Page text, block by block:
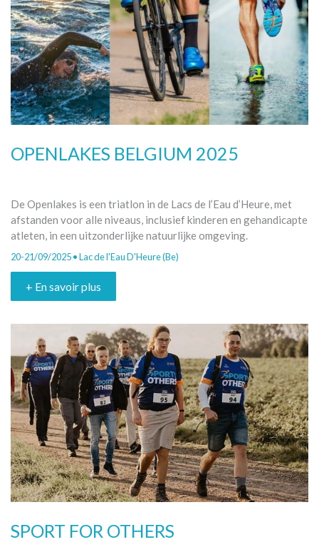
OPENLAKES BELGIUM 2025
De Openlakes is een triatlon in de Lacs de l’Eau d’Heure, met
afstanden voor alle niveaus, inclusief kinderen en gehandicapte
atleten, in een uitzonderlijke natuurlijke omgeving.
20-21/09/2025 • Lac de l'Eau D'Heure (Be)
+ En savoir plus
SPORT FOR OTHERS